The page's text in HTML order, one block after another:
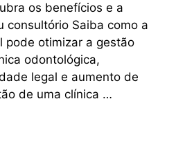
os benefícios e a
consultório Saiba como a
pode otimizar a gestão
odontológica,
legal e aumento de
de uma clínica …